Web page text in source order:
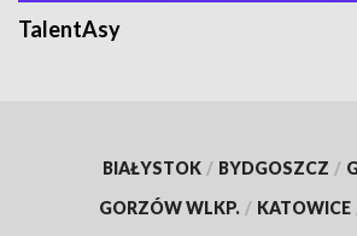
TalentAsy
BIAŁYSTOK / BYDGOSZCZ /
GORZÓW WLKP. / KATOWICE